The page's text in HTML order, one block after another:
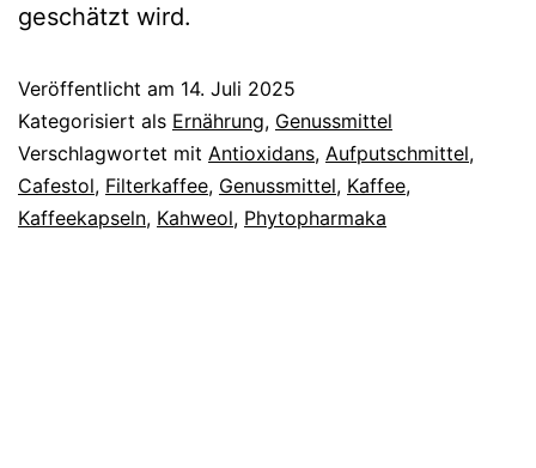
geschätzt wird.
Veröffentlicht am 14. Juli 2025
Kategorisiert als Ernährung, Genussmittel
Verschlagwortet mit Antioxidans, Aufputschmittel,
Cafestol, Filterkaffee, Genussmittel, Kaffee,
Kaffeekapseln, Kahweol, Phytopharmaka